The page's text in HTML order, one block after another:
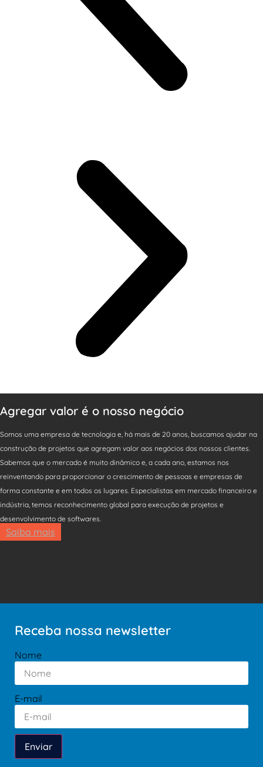
Agregar valor é o nosso negócio
Somos uma empresa de tecnologia e, há mais de 20 anos, buscamos ajudar na
construção de projetos que agregam valor aos negócios dos nossos clientes.
Sabemos que o mercado é muito dinâmico e, a cada ano, estamos nos
reinventando para proporcionar o crescimento de pessoas e empresas de
forma constante e em todos os lugares. Especialistas em mercado financeiro e
indústria, temos reconhecimento global para execução de projetos e
desenvolvimento de softwares.
Saiba mais
Receba nossa newsletter
Nome
E-mail
Enviar